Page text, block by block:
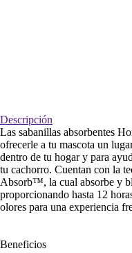
Descripción
Las sabanillas absorbentes
ofrecerle a tu mascota un
dentro de tu hogar y para
tu cachorro. Cuentan con la
Absorb™, la cual absorbe y
proporcionando hasta 12
olores para una experiencia
Beneficios